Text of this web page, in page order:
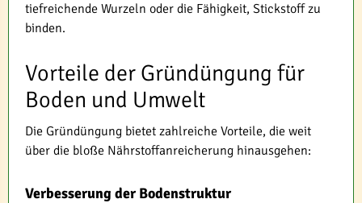
tiefreichende Wurzeln oder die Fähigkeit, Stickstoff zu
binden.
Vorteile der Gründüngung für
Boden und Umwelt
Die Gründüngung bietet zahlreiche Vorteile, die weit
über die bloße Nährstoffanreicherung hinausgehen:
Verbesserung der Bodenstruktur